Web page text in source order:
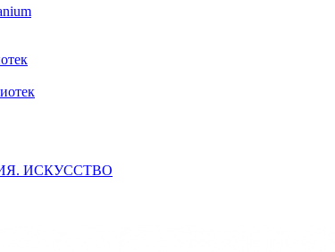
ИСКУССТВО